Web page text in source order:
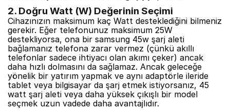
2. Doğru Watt (W) Değerinin Seçimi
Cihazınızın maksimum kaç Watt desteklediğini bilmeniz
gerekir. Eğer telefonunuz maksimum 25W
destekliyorsa, ona bir samsung 45w şarj aleti
bağlamanız telefona zarar vermez (çünkü akıllı
telefonlar sadece ihtiyacı olan akımı çeker) ancak
daha hızlı dolmasını da sağlamaz. Ancak geleceğe
yönelik bir yatırım yapmak ve aynı adaptörle ileride
tablet veya bilgisayar da şarj etmek istiyorsanız, 45
watt şarj aleti veya daha yüksek çıkışlı bir model
seçmek uzun vadede daha avantajlıdır.